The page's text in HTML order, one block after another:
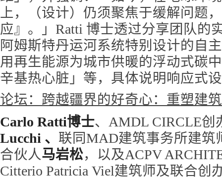
上，（设计）仍须聚焦于缓解问题
应』。」Ratti 博士透过分享团队的
阿姆斯特丹运河系统特别设计的自
用再生能源为城市供暖的浮动式碳
辛基热心脏」等，具体说明响应式
论坛：跨越疆界的好奇心：重塑建
Carlo Ratti博士、AMDL CIRCLE创
Lucchi 、 联同MAD建筑事务所建筑
合伙人马岩松，以及ACPV
Citterio Patricia Viel建筑师及联合创